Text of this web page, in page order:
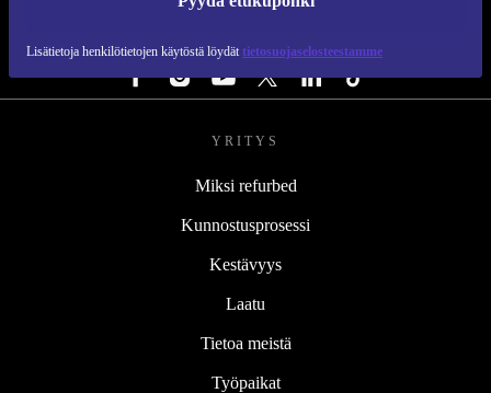
Lisätietoja henkilötietojen käytöstä löydät tietosuojaselosteestamme
YRITYS
Miksi refurbed
Kunnostusprosessi
Kestävyys
Laatu
Tietoa meistä
Työpaikat